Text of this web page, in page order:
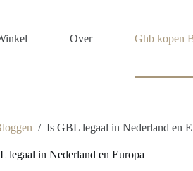
Over Ghb kopen
/ Is GBL legaal in Nederland en
legaal in Nederland en Europa